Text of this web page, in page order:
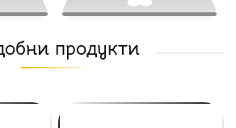
продукти